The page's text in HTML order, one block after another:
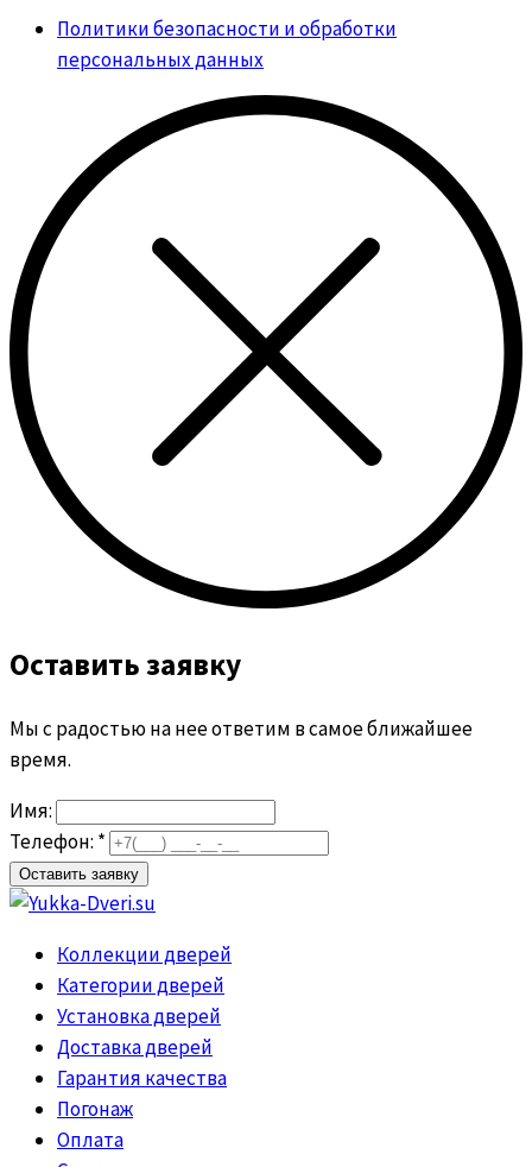
Политики безопасности и обработки
персональных данных
Оставить заявку
Мы с радостью на нее ответим в самое ближайшее
время.
Имя:
Телефон: *
Коллекции дверей
Категории дверей
Установка дверей
Доставка дверей
Гарантия качества
Погонаж
Оплата